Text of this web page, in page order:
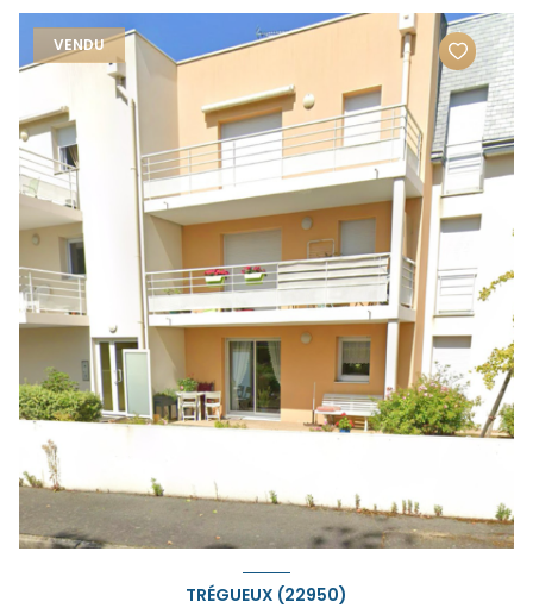
VENDU
TRÉGUEUX (22950)